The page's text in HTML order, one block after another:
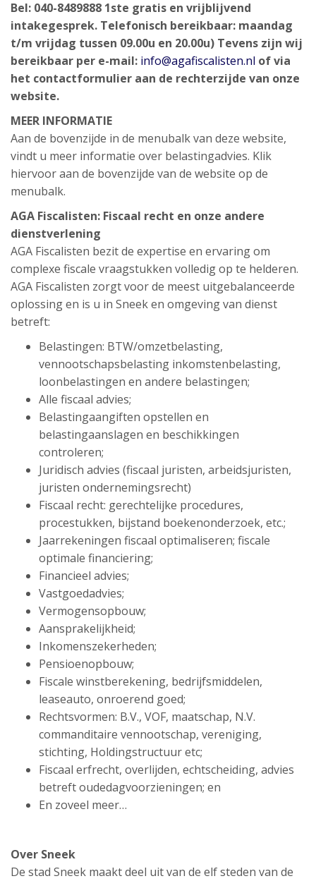
Bel: 040-8489888 1ste gratis en vrijblijvend
intakegesprek. Telefonisch bereikbaar: maandag
t/m vrijdag tussen 09.00u en 20.00u) Tevens zijn wij
bereikbaar per e-mail: info@agafiscalisten.nl of via
het contactformulier aan de rechterzijde van onze
website.
MEER INFORMATIE
Aan de bovenzijde in de menubalk van deze website,
vindt u meer informatie over belastingadvies. Klik
hiervoor aan de bovenzijde van de website op de
menubalk.
AGA Fiscalisten: Fiscaal recht en onze andere
dienstverlening
AGA Fiscalisten bezit de expertise en ervaring om
complexe fiscale vraagstukken volledig op te helderen.
AGA Fiscalisten zorgt voor de meest uitgebalanceerde
oplossing en is u in Sneek en omgeving van dienst
betreft:
Belastingen: BTW/omzetbelasting,
vennootschapsbelasting inkomstenbelasting,
loonbelastingen en andere belastingen;
Alle fiscaal advies;
Belastingaangiften opstellen en
belastingaanslagen en beschikkingen
controleren;
Juridisch advies (fiscaal juristen, arbeidsjuristen,
juristen ondernemingsrecht)
Fiscaal recht: gerechtelijke procedures,
procestukken, bijstand boekenonderzoek, etc.;
Jaarrekeningen fiscaal optimaliseren; fiscale
optimale financiering;
Financieel advies;
Vastgoedadvies;
Vermogensopbouw;
Aansprakelijkheid;
Inkomenszekerheden;
Pensioenopbouw;
Fiscale winstberekening, bedrijfsmiddelen,
leaseauto, onroerend goed;
Rechtsvormen: B.V., VOF, maatschap, N.V.
commanditaire vennootschap, vereniging,
stichting, Holdingstructuur etc;
Fiscaal erfrecht, overlijden, echtscheiding, advies
betreft oudedagvoorzieningen; en
En zoveel meer…
Over Sneek
De stad Sneek maakt deel uit van de elf steden van de